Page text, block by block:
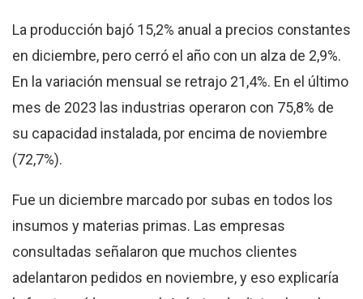
La producción bajó 15,2% anual a precios constantes
en diciembre, pero cerró el año con un alza de 2,9%.
En la variación mensual se retrajo 21,4%. En el último
mes de 2023 las industrias operaron con 75,8% de
su capacidad instalada, por encima de noviembre
(72,7%).
Fue un diciembre marcado por subas en todos los
insumos y materias primas. Las empresas
consultadas señalaron que muchos clientes
adelantaron pedidos en noviembre, y eso explicaría